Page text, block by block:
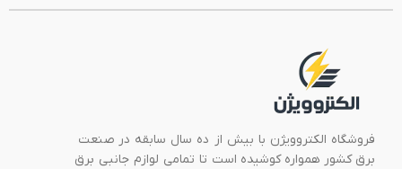
فروشگاه الکتروویژن با بیش از ده سال سابقه در صنعت
برق کشور همواره کوشیده است تا تمامی لوازم جانبی برق